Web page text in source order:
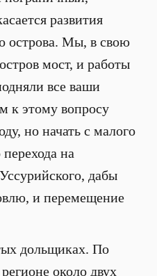
развития
острова. Мы, в свою
мост, и работы
все ваши
к этому вопросу
но начать с малого
на
дабы
и перемещение
дольщиках. По
около двух